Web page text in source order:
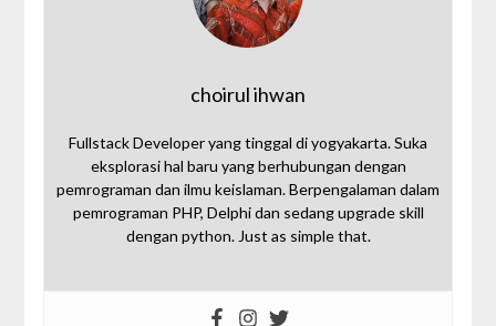
choirul ihwan
Fullstack Developer yang tinggal di yogyakarta. Suka
eksplorasi hal baru yang berhubungan dengan
pemrograman dan ilmu keislaman. Berpengalaman dalam
pemrograman PHP, Delphi dan sedang upgrade skill
dengan python. Just as simple that.